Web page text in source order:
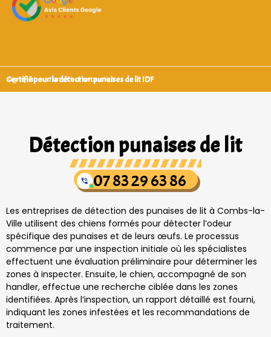
Certifié pour la détection punaises de lit IDF
Signataires d’une charte qualité
Détection punaises de lit
07 83 29 63 86
Les entreprises de détection des punaises de lit à Combs-la-
Ville utilisent des chiens formés pour détecter l’odeur
spécifique des punaises et de leurs œufs. Le processus
commence par une inspection initiale où les spécialistes
effectuent une évaluation préliminaire pour déterminer les
zones à inspecter. Ensuite, le chien, accompagné de son
handler, effectue une recherche ciblée dans les zones
identifiées. Après l’inspection, un rapport détaillé est fourni,
indiquant les zones infestées et les recommandations de
traitement.